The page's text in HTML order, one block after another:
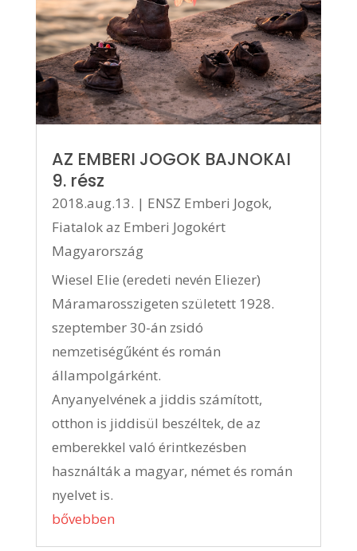
AZ EMBERI JOGOK BAJNOKAI
9. rész
2018.aug.13. | ENSZ Emberi Jogok,
Fiatalok az Emberi Jogokért
Magyarország
Wiesel Elie (eredeti nevén Eliezer)
Máramarosszigeten született 1928.
szeptember 30-án zsidó
nemzetiségűként és román
állampolgárként.
Anyanyelvének a jiddis számított,
otthon is jiddisül beszéltek, de az
emberekkel való érintkezésben
használták a magyar, német és román
nyelvet is.
bővebben